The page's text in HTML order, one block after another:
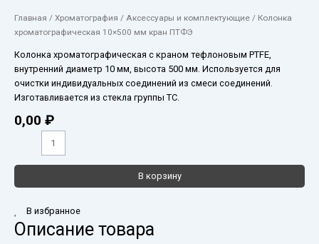
Главная / Хроматография / Аксессуары и комплектующие / Колонка
хроматографическая 10×500 мм кран ПТФЭ
Колонка хроматографическая с краном тефлоновым PTFE,
внутренний диаметр 10 мм, высота 500 мм. Используется для
очистки индивидуальных соединений из смеси соединений.
Изготавливается из стекла группы ТС.
0,00 ₽
В корзину
В избранное
Описание товара